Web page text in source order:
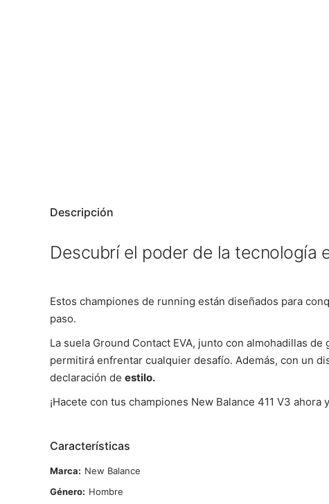
Descripción
Descubrí el poder de la tecnología
Estos championes de running están diseñados para
paso.
La suela Ground Contact EVA, junto con almohadillas
permitirá enfrentar cualquier desafío. Además, con un
declaración de estilo.
¡Hacete con tus championes New Balance 411 V3
Características
Marca
New Balance
Género
Hombre